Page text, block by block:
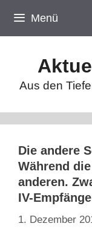
Inhalt
springen
Menü
Aus den
Die andere
Während
anderen.
IV-
1. Dezember